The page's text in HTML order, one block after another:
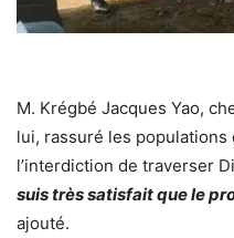
M. Krégbé Jacques Yao,
lui, rassuré les populations
l’interdiction de traverser
suis très satisfait que le
ajouté.